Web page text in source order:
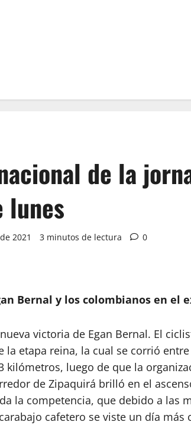
de la
lunes
2021 3 minutos de lectura 0
Bernal y los colombianos en el
victoria de Egan Bernal. El
la etapa reina, la cual se corrió
kilómetros, luego de que la
de Zipaquirá brilló en el
la competencia, que debido a las
cafetero se viste un día más